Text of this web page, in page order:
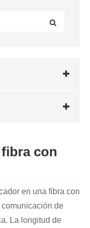
con
en una fibra con
comunicación de
La longitud de